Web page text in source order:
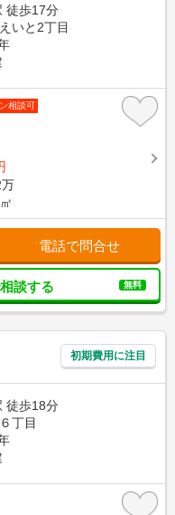
徒歩17分
いと2丁目
相談可
電話で問合せ
談する 無料
初期費用に注目
徒歩18分
丁目